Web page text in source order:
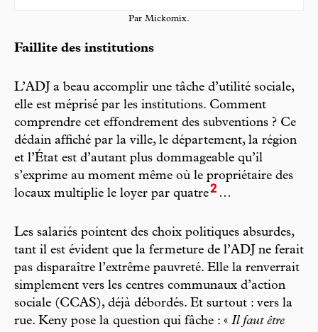
Par Mickomix.
Faillite des institutions
L’ADJ a beau accomplir une tâche d’utilité sociale,
elle est méprisé par les institutions. Comment
comprendre cet effondrement des subventions ? Ce
dédain affiché par la ville, le département, la région
et l’État est d’autant plus dommageable qu’il
s’exprime au moment même où le propriétaire des
locaux multiplie le loyer par quatre2 …
Les salariés pointent des choix politiques absurdes,
tant il est évident que la fermeture de l’ADJ ne ferait
pas disparaître l’extrême pauvreté. Elle la renverrait
simplement vers les centres communaux d’action
sociale (CCAS), déjà débordés. Et surtout : vers la
rue. Keny pose la question qui fâche : « Il faut être